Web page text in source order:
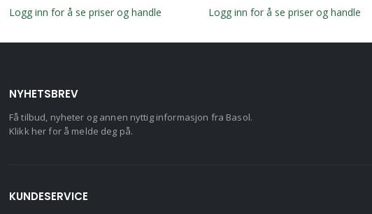
Logg inn for å se priser og handle Logg inn for å se priser og handle
NYHETSBREV
Få tilbud, nyheter og annen nyttig informasjon fra Basol.
Klikk her for å melde deg på.
KUNDESERVICE